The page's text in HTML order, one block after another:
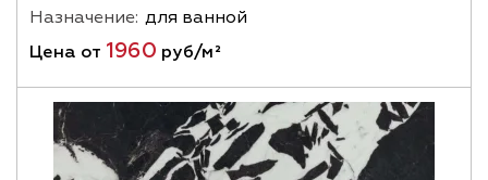
Назначение: для ванной
Цена от 1960 руб/м²